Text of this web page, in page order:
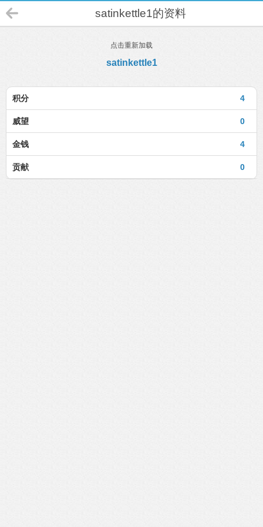
satinkettle1的资料
点击重新加载
satinkettle1
4
积分
0
威望
4
金钱
0
贡献